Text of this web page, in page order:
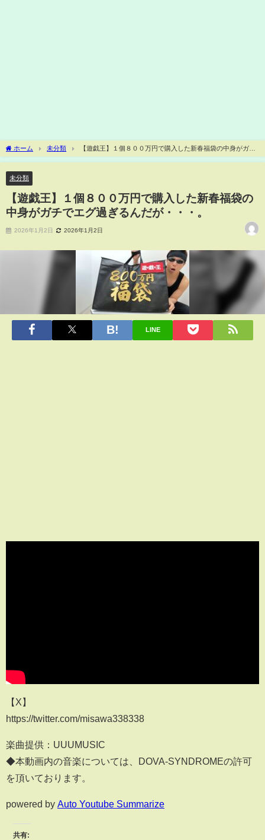
ホーム 未分類
【遊戯王】１個８００万円で購入した新春福袋の中身がガチ
でエグ過ぎるんだが・・・。
未分類
【遊戯王】１個８００万円で購入した新春福袋の
中身がガチでエグ過ぎるんだが・・・。
2026年1月2日 2026年1月2日
LINE
【X】
https://twitter.com/misawa338338
楽曲提供：UUUMUSIC
◆本動画内の音楽については、DOVA-SYNDROMEの許可
を頂いております。
powered by Auto Youtube Summarize
共有: